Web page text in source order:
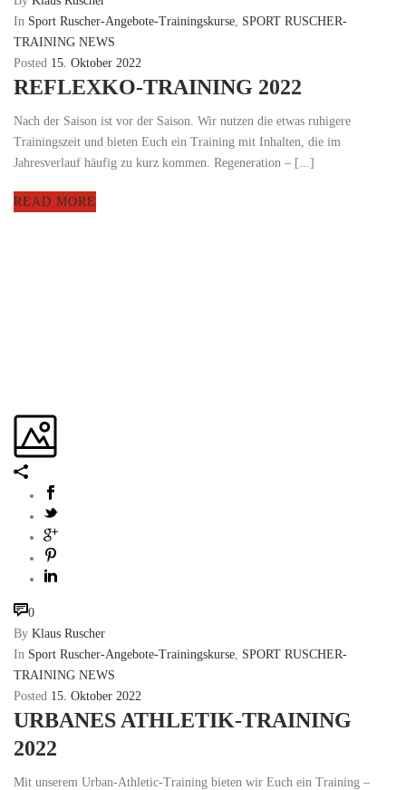
In Sport Ruscher-Angebote-Trainingskurse, SPORT RUSCHER-
TRAINING NEWS
Posted 15. Oktober 2022
REFLEXKO-TRAINING 2022
Nach der Saison ist vor der Saison. Wir nutzen die etwas ruhigere
Trainingszeit und bieten Euch ein Training mit Inhalten, die im
Jahresverlauf häufig zu kurz kommen. Regeneration – [...]
READ MORE
0
By Klaus Ruscher
In Sport Ruscher-Angebote-Trainingskurse SPORT RUSCHER-
TRAINING NEWS
Posted 15. Oktober 2022
URBANES ATHLETIK-TRAINING
2022
Mit unserem Urban-Athletic-Training bieten wir Euch ein Training –